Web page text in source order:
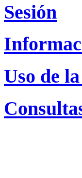
Sesión
Uso de